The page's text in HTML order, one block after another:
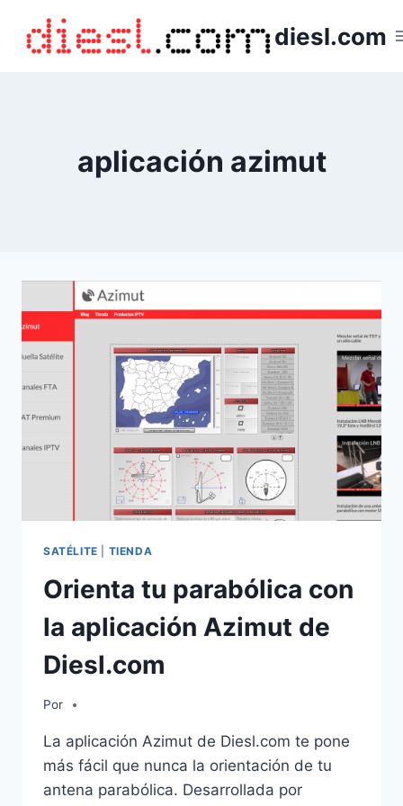
contenido
diesl.com
aplicación azimut
SATÉLITE TIENDA
Orienta tu parabólica con
la aplicación Azimut de
Diesl.com
Por
La aplicación Azimut de Diesl.com te pone
más fácil que nunca la orientación de tu
antena parabólica. Desarrollada por